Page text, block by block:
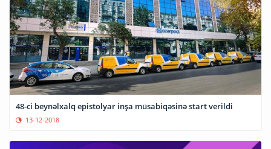
48-ci beynəlxalq epistolyar inşa müsabiqəsinə start verildi
13-12-2018